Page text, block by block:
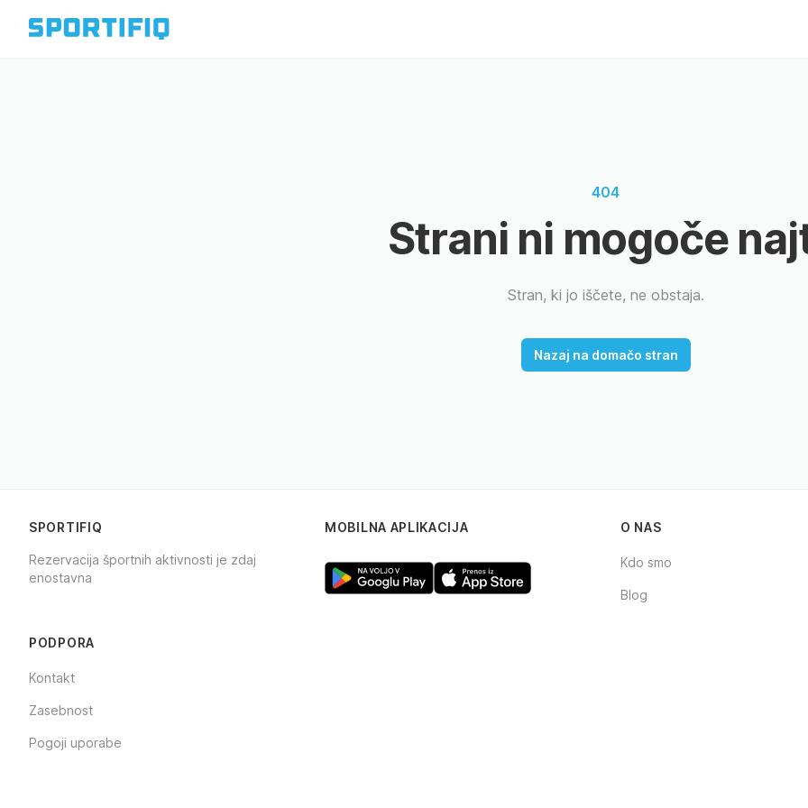
404
Strani ni mogoče
Stran, ki jo iščete, ne obstaja.
Nazaj na domačo stran
SPORTIFIQ
Rezervacija športnih aktivnosti je zdaj
enostavna
MOBILNA APLIKACIJA O NAS
Kdo smo
Blog
PODPORA
Kontakt
Zasebnost
Pogoji uporabe